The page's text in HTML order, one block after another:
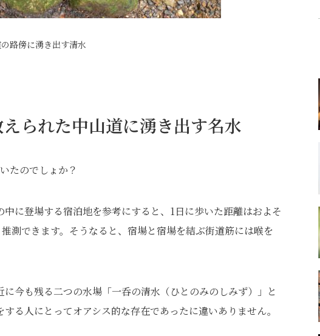
路傍に湧き出す清水
られた中山道に湧き出す名水
たのでしょか？
に登場する宿泊地を参考にすると、1日に歩いた距離はおよそ
測できます。そうなると、宿場と宿場を結ぶ街道筋には喉を
今も残る二つの水場「一呑の清水（ひとのみのしみず）」と
る人にとってオアシス的な存在であったに違いありません。